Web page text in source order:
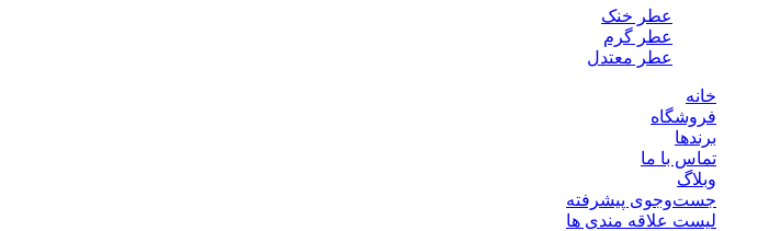
عطر خنک
عطر گرم
عطر معتدل
خانه
فروشگاه
برندها
تماس با ما
وبلاگ
جست‌وجوی پیشرفته
لیست علاقه مندی ها